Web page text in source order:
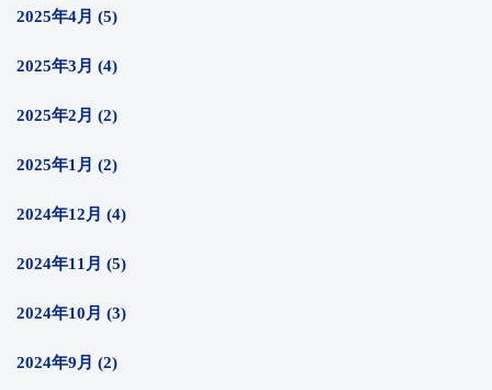
2025年4月 (5)
2025年3月 (4)
2025年2月 (2)
2025年1月 (2)
2024年12月 (4)
2024年11月 (5)
2024年10月 (3)
2024年9月 (2)